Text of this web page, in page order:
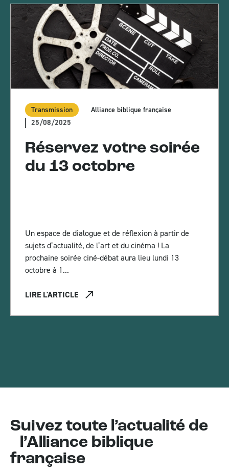
Transmission
Alliance biblique française
25/08/2025
Réservez votre soirée
du 13 octobre
Un espace de dialogue et de réflexion à partir de
sujets d’actualité, de l’art et du cinéma ! La
prochaine soirée ciné-débat aura lieu lundi 13
octobre à 1...
LIRE L'ARTICLE
Suivez toute l’actualité de
l’Alliance biblique
française